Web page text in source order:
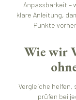
Anpassbarkeit –
klare Anleitung,
Punkte
Wie wir
Vergleiche helfen,
prüfen bei